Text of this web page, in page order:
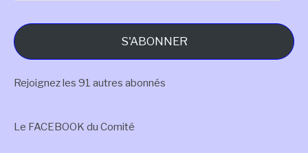
S'ABONNER
Rejoignez les 91 autres abonnés
Le FACEBOOK du Comité